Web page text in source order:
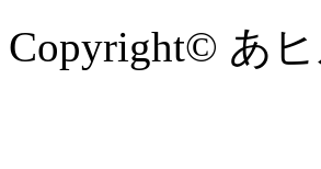
Copyright© あヒ